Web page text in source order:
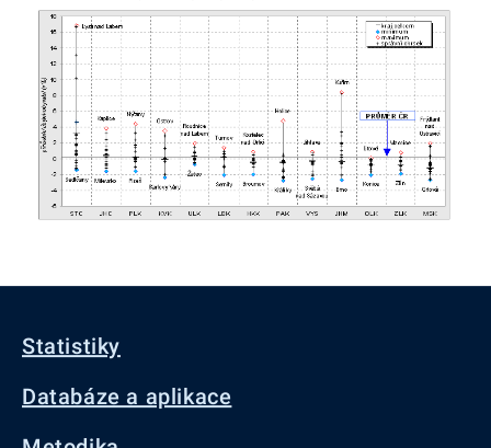
Statistiky
Databáze a aplikace